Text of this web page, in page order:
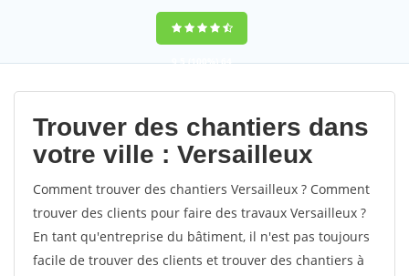
9,5(100%)64
votes
Trouver des chantiers dans
votre ville : Versailleux
Comment trouver des chantiers Versailleux ? Comment
trouver des clients pour faire des travaux Versailleux ?
En tant qu'entreprise du bâtiment, il n'est pas toujours
facile de trouver des clients et trouver des chantiers à